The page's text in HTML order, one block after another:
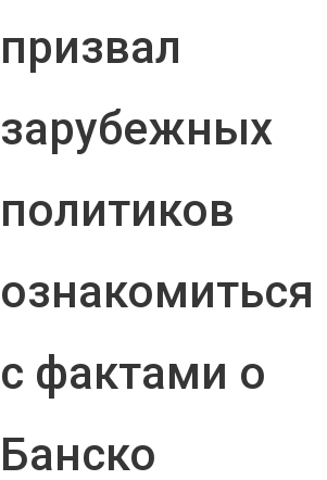
призвал
зарубежных
политиков
ознакомиться
с фактами о
Банско